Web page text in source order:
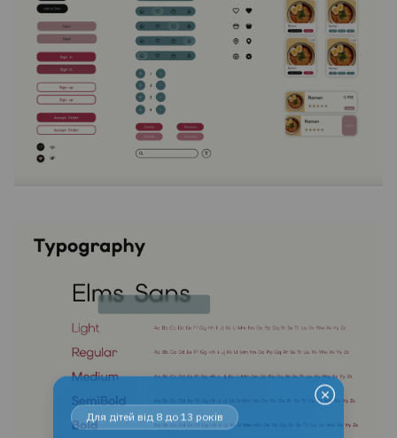
Для дітей від 8 до 13 років